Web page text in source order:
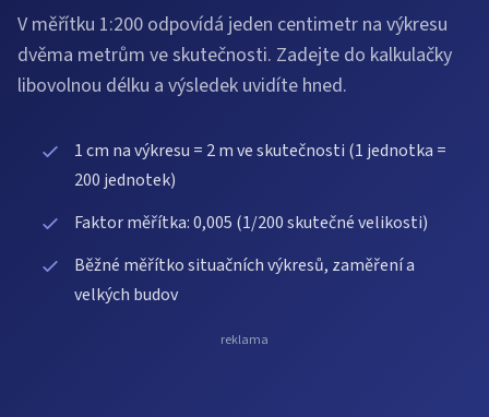
V měřítku 1:200 odpovídá jeden centimetr na výkresu
dvěma metrům ve skutečnosti. Zadejte do kalkulačky
libovolnou délku a výsledek uvidíte hned.
1 cm na výkresu = 2 m ve skutečnosti (1 jednotka =
200 jednotek)
Faktor měřítka: 0,005 (1/200 skutečné velikosti)
Běžné měřítko situačních výkresů, zaměření a
velkých budov
reklama